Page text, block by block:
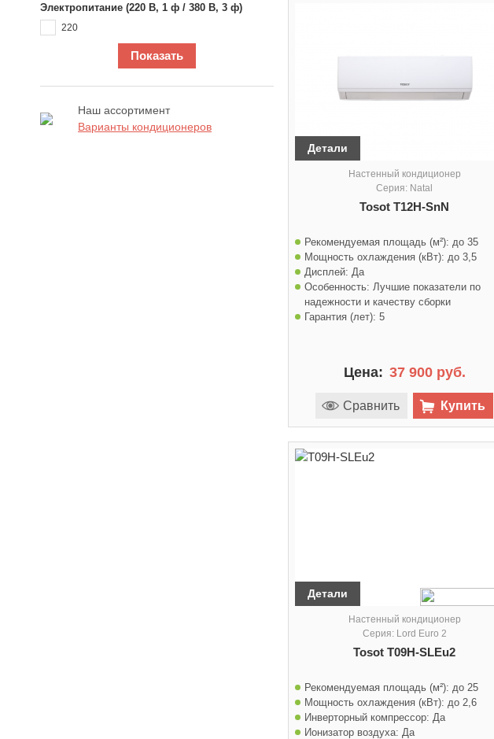
Детали
Настенный кондиционер
Серия: Natal
Tosot T12H-SnN
Рекомендуемая площадь (м²): до 35
Мощность охлаждения (кВт): до 3,5
Дисплей: Да
Особенность: Лучшие показатели по
надежности и качеству сборки
Гарантия (лет): 5
Цена: 37 900 руб.
Сравнить Купить
Детали
Настенный кондиционер
Серия: Lord Euro 2
Tosot T09H-SLEu2
Рекомендуемая площадь (м²): до 25
Мощность охлаждения (кВт): до 2,6
Инверторный компрессор: Да
Ионизатор воздуха: Да
Электропитание (220 В, 1 ф / 380 В, 3 ф)
220
Показать
Наш ассортимент
Варианты кондиционеров